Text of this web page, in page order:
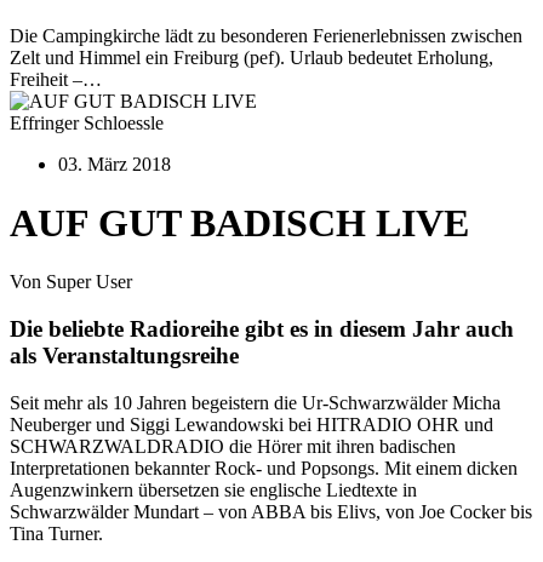
Die Campingkirche lädt zu besonderen Ferienerlebnissen zwischen
Zelt und Himmel ein Freiburg (pef). Urlaub bedeutet Erholung,
Freiheit –…
Effringer Schloessle
03. März 2018
AUF GUT BADISCH LIVE
Von Super User
Die beliebte Radioreihe gibt es in diesem Jahr auch
als Veranstaltungsreihe
Seit mehr als 10 Jahren begeistern die Ur-Schwarzwälder Micha
Neuberger und Siggi Lewandowski bei HITRADIO OHR und
SCHWARZWALDRADIO die Hörer mit ihren badischen
Interpretationen bekannter Rock- und Popsongs. Mit einem dicken
Augenzwinkern übersetzen sie englische Liedtexte in
Schwarzwälder Mundart – von ABBA bis Elivs, von Joe Cocker bis
Tina Turner.